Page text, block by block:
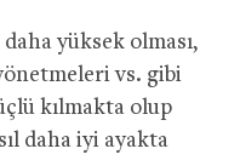
yüksek olması,
vs. gibi
kılmakta olup
daha iyi ayakta